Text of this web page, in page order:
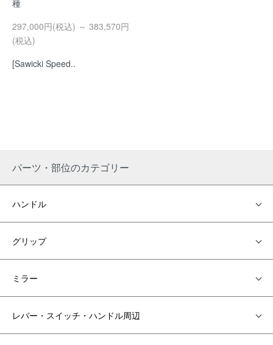
種
297,000円(税込) ～ 383,570円
(税込)
[Sawicki Speed..
パーツ・部位のカテゴリー
ハンドル
グリップ
ミラー
レバー・スイッチ・ハンドル周辺